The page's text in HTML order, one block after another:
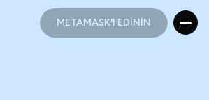
METAMASK'I EDİNİN